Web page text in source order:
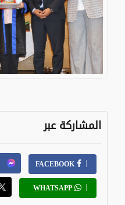
المشاركة عبر
FACEBOOK
WHATSAPP